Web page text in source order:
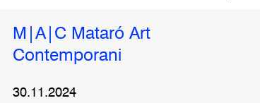
M|A|C Mataró Art
Contemporani
30.11.2024